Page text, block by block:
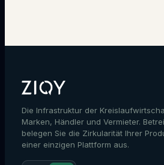
Die Infrastruktur der
Marken, Händler und Vermieter.
belegen Sie die Zirkularität Ihrer
einer einzigen Plattform aus.